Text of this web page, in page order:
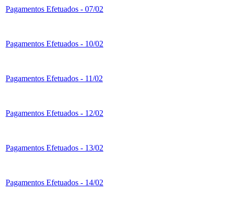
Pagamentos Efetuados - 07/02
Pagamentos Efetuados - 10/02
Pagamentos Efetuados - 11/02
Pagamentos Efetuados - 12/02
Pagamentos Efetuados - 13/02
Pagamentos Efetuados - 14/02